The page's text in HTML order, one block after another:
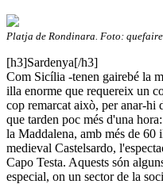
Platja de Rondinara. Foto:
[h3]Sardenya[/h3]
Com Sicília -tenen gairebé la
illa enorme que requereix un
cop remarcat això, per anar-hi
que tarden poc més d'una hora:
la Maddalena, amb més de
medieval Castelsardo,
Capo Testa. Aquests són
especial, on un sector de la